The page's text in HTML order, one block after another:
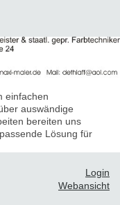
einfachen
auswändige
bereiten uns
Lösung für
Login
Webansicht